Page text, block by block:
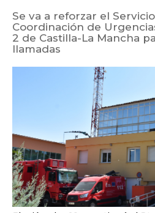
Se va a reforzar el
Coordinación de
2 de Castilla-La Mancha
llamadas